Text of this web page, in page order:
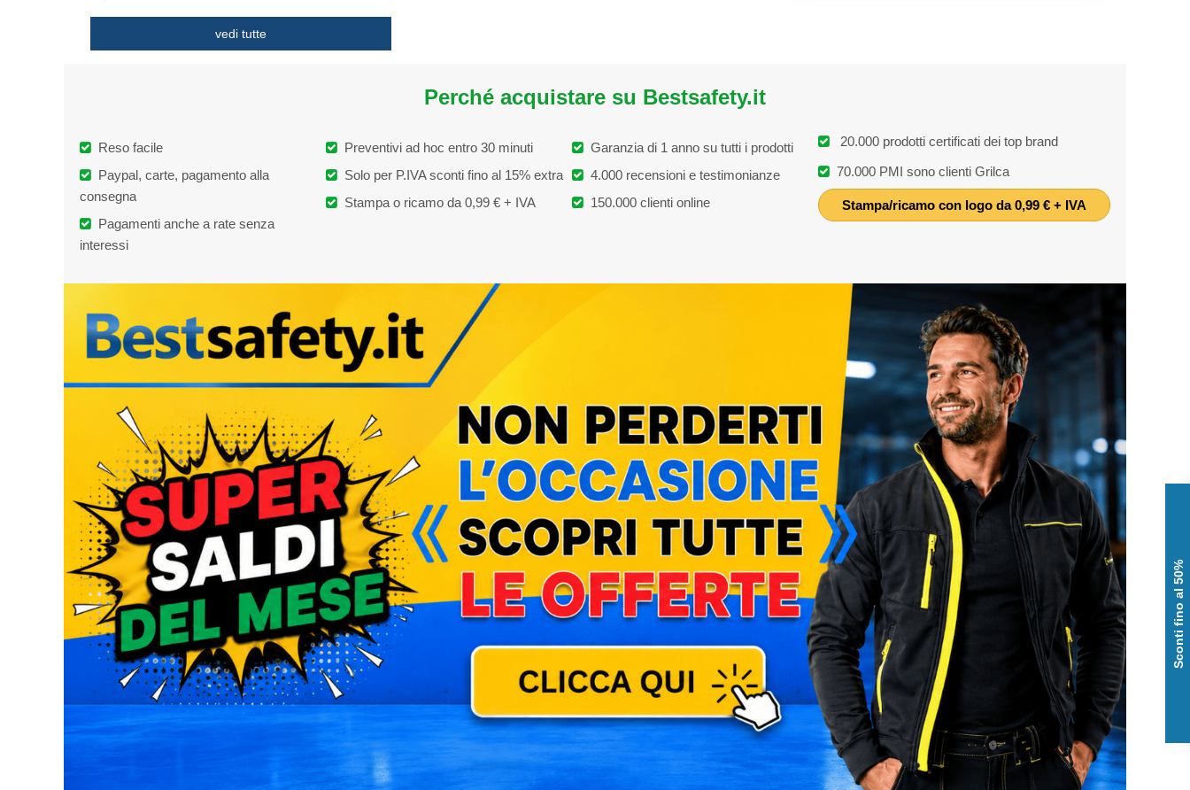
42 € 88.90 Non disponibile
43 € 88.90 Non disponibile
46 € 88.90
47 Non disponibile
39 € 88.90 Non disponibile
vedi tutte
Perché acquistare su Bestsafety.it
Reso facile
Paypal, carte, pagamento alla
consegna
Pagamenti anche a rate senza
interessi
Preventivi ad hoc entro 30 minuti
Solo per P.IVA sconti fino al 15% extra
Stampa o ricamo da 0,99 € + IVA
Garanzia di 1 anno su tutti i prodotti
4.000 recensioni e testimonianze
150.000 clienti online
20.000 prodotti certificati dei top brand
70.000 PMI sono clienti Grilca
Stampa/ricamo con logo da 0,99 € + IVA
Sconti fino al 50%